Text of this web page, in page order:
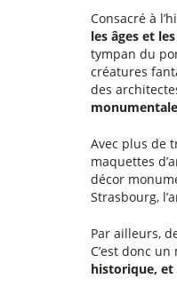
Consacré à
les âges et
tympan du
créatures
des
Avec plus de
maquettes
décor
Strasbourg,
Par ailleurs,
C’est donc
historique, et